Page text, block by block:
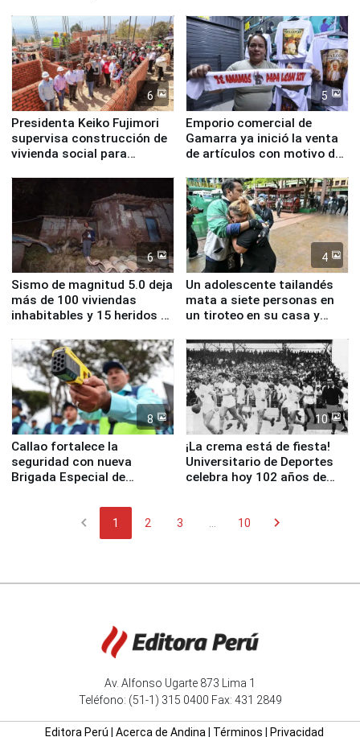
educación, salud y empleo
6
Presidenta Keiko Fujimori
supervisa construcción de
vivienda social para
5
Emporio comercial de
Gamarra ya inició la venta
de artículos con motivo de
6
Sismo de magnitud 5.0 deja
más de 100 viviendas
inhabitables y 15 heridos en
4
Un adolescente tailandés
mata a siete personas en
un tiroteo en su casa y
8
Callao fortalece la
seguridad con nueva
Brigada Especial de
equipamiento para
10
¡La crema está de fiesta!
Universitario de Deportes
celebra hoy 102 años de
chevron_left 1 2 3 10 chevron_right
Av. Alfonso Ugarte 873 Lima 1
Teléfono: (51-1) 315 0400 Fax: 431 2849
Editora Perú Acerca de Andina| Términos Privacidad